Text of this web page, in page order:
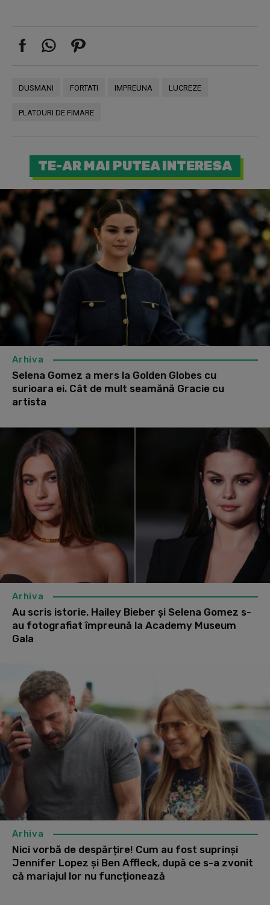
DUSMANI FORTATI IMPREUNA LUCREZE
PLATOURI DE FIMARE
TE-AR MAI PUTEA INTERESA
Arhiva
Selena Gomez a mers la Golden Globes cu
surioara ei. Cât de mult seamănă Gracie cu
artista
Arhiva
Au scris istorie. Hailey Bieber și Selena Gomez s-
au fotografiat împreună la Academy Museum
Gala
Arhiva
Nici vorbă de despărțire! Cum au fost suprinși
Jennifer Lopez și Ben Affleck, după ce s-a zvonit
că mariajul lor nu funcționează